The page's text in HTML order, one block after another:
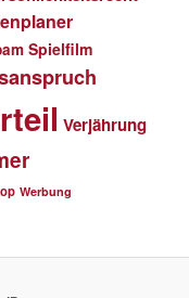
Spielfilm
Verjährung
Werbung